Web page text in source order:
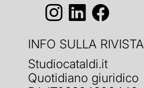
INFO SULLA RIVISTA
Studiocataldi.it
Quotidiano giuridico